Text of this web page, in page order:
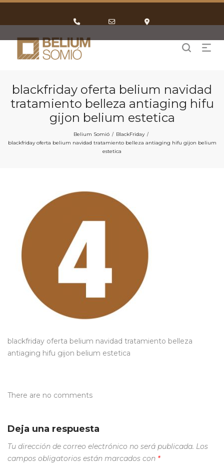
blackfriday oferta belium navidad
tratamiento belleza antiaging hifu
gijon belium estetica
Belium Somió / BlackFriday /
blackfriday oferta belium navidad tratamiento belleza antiaging hifu gijon belium
estetica
blackfriday oferta belium navidad tratamiento belleza
antiaging hifu gijon belium estetica
There are no comments
Deja una respuesta
Tu dirección de correo electrónico no será publicada. Los
campos obligatorios están marcados con *
for
calling